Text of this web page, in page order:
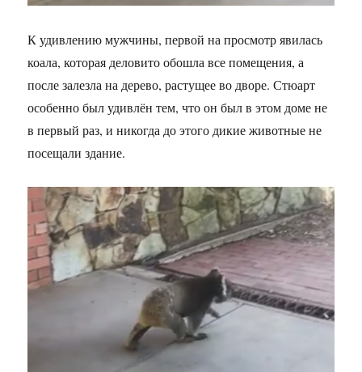
К удивлению мужчины, первой на просмотр явилась
коала, которая деловито обошла все помещения, а
после залезла на дерево, растущее во дворе. Стюарт
особенно был удивлён тем, что он был в этом доме не
в первый раз, и никогда до этого дикие животные не
посещали здание.